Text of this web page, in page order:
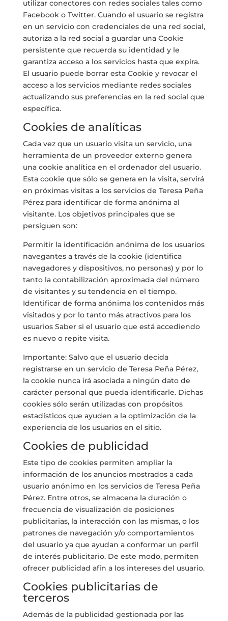
utilizar conectores con redes sociales tales como
Facebook o Twitter. Cuando el usuario se registra
en un servicio con credenciales de una red social,
autoriza a la red social a guardar una Cookie
persistente que recuerda su identidad y le
garantiza acceso a los servicios hasta que expira.
El usuario puede borrar esta Cookie y revocar el
acceso a los servicios mediante redes sociales
actualizando sus preferencias en la red social que
específica.
Cookies de analíticas
Cada vez que un usuario visita un servicio, una
herramienta de un proveedor externo genera
una cookie analítica en el ordenador del usuario.
Esta cookie que sólo se genera en la visita, servirá
en próximas visitas a los servicios de Teresa Peña
Pérez para identificar de forma anónima al
visitante. Los objetivos principales que se
persiguen son:
Permitir la identificación anónima de los usuarios
navegantes a través de la cookie (identifica
navegadores y dispositivos, no personas) y por lo
tanto la contabilización aproximada del número
de visitantes y su tendencia en el tiempo.
Identificar de forma anónima los contenidos más
visitados y por lo tanto más atractivos para los
usuarios Saber si el usuario que está accediendo
es nuevo o repite visita.
Importante: Salvo que el usuario decida
registrarse en un servicio de Teresa Peña Pérez,
la cookie nunca irá asociada a ningún dato de
carácter personal que pueda identificarle. Dichas
cookies sólo serán utilizadas con propósitos
estadísticos que ayuden a la optimización de la
experiencia de los usuarios en el sitio.
Cookies de publicidad
Este tipo de cookies permiten ampliar la
información de los anuncios mostrados a cada
usuario anónimo en los servicios de Teresa Peña
Pérez. Entre otros, se almacena la duración o
frecuencia de visualización de posiciones
publicitarias, la interacción con las mismas, o los
patrones de navegación y/o comportamientos
del usuario ya que ayudan a conformar un perfil
de interés publicitario. De este modo, permiten
ofrecer publicidad afín a los intereses del usuario.
Cookies publicitarias de
terceros
Además de la publicidad gestionada por las